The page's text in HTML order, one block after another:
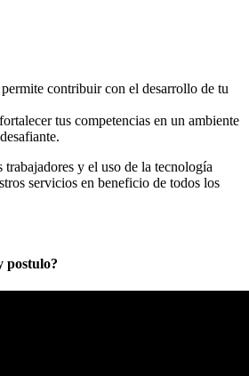
contribuir con el desarrollo de tu
tus competencias en un ambiente
trabajadores y el uso de la tecnología
servicios en beneficio de todos los
postulo?